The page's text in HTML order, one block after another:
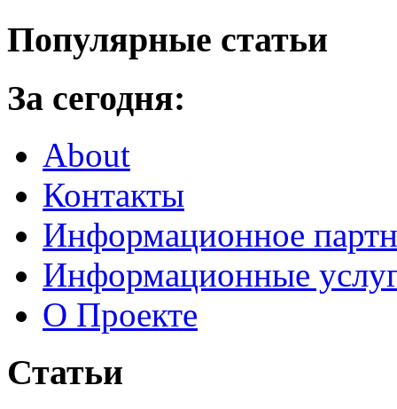
Популярные статьи
За сегодня:
About
Контакты
Информационное
Информационные
О Проекте
Статьи